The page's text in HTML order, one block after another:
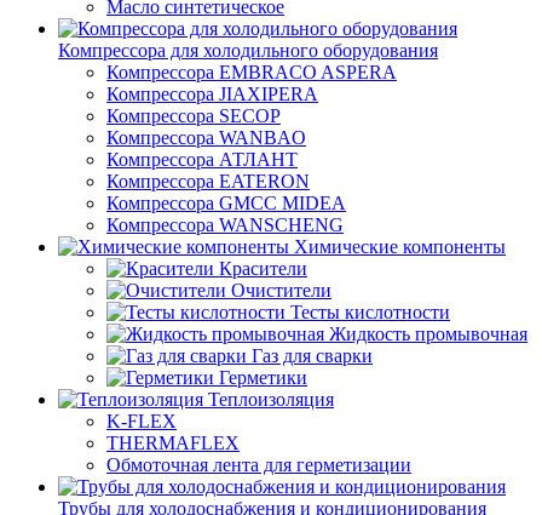
Масло синтетическое
Компрессора для холодильного оборудования
Компрессора EMBRACO ASPERA
Компрессора JIAXIPERA
Компрессора SECOP
Компрессора WANBAO
Компрессора АТЛАНТ
Компрессора EATERON
Компрессора GMCC MIDEA
Компрессора WANSCHENG
Химические компоненты
Красители
Очистители
Тесты кислотности
Жидкость промывочная
Газ для сварки
Герметики
Теплоизоляция
K-FLEX
THERMAFLEX
Обмоточная лента для герметизации
Трубы для холодоснабжения и кондиционирования